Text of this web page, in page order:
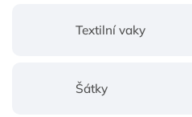
Textilní vaky
Šátky